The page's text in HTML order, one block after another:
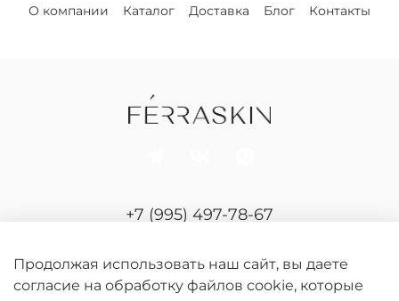
О компании Каталог Доставка Блог Контакты
+7 (995) 497-78-67
Продолжая использовать наш сайт, вы даете
согласие на обработку файлов cookie, которые